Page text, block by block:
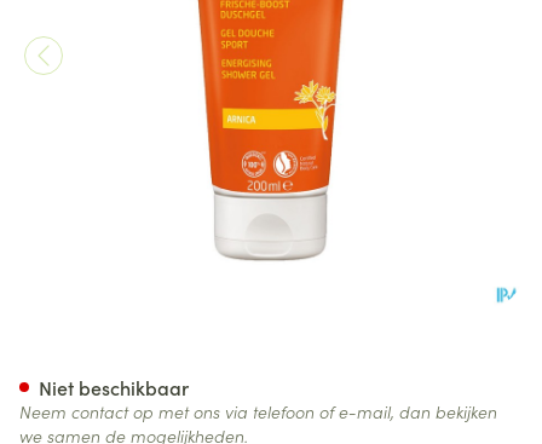
Niet beschikbaar
Neem contact op met ons via telefoon of e-mail, dan bekijken
we samen de mogelijkheden.